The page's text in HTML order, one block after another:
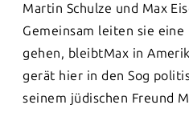
Martin Schulze und Max
Gemeinsam leiten sie
gehen, bleibtMax in
gerät hier in den Sog
seinem jüdischen Freund